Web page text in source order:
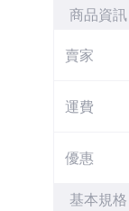
商品資訊
賣家
運費
優惠
基本規格